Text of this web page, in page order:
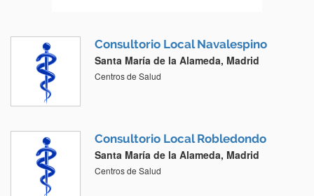
Consultorio Local Navalespino
Santa María de la Alameda, Madrid
Centros de Salud
Consultorio Local Robledondo
Santa María de la Alameda, Madrid
Centros de Salud